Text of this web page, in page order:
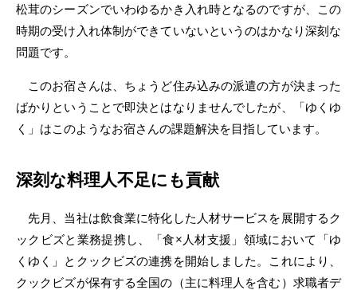
松茸のシーズンでいわゆるかき入れ時となるのですが、この
時期の受け入れ体制ができていないというのはかなり深刻な
問題です。
このお宿さんは、ちょうど住み込みの派遣の方が決まった
ばかりということで即決とはなりませんでしたが、「ゆくゆ
く」はこのようなお宿さんの課題解決を目指しています。
深刻な料理人不足にも貢献
先月、当社は飲食業に特化した⼈材サービスを展開するク
ックビズと業務提携し、「食×人材支援」領域において「ゆ
くゆく」とクックビズの連携を開始しました。これにより、
クックビズが保有する全国の（主に料理人を含む）求職者デ